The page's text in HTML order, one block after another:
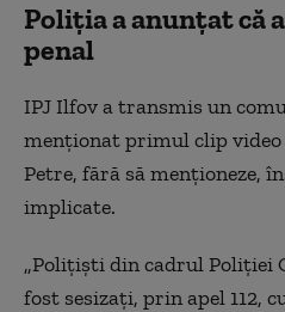
Poliția a anunțat că
penal
IPJ Ilfov a transmis un
menționat primul clip video
Petre, fără să menționeze,
implicate.
„Polițiști din cadrul Poliției
fost sesizați, prin apel 112,